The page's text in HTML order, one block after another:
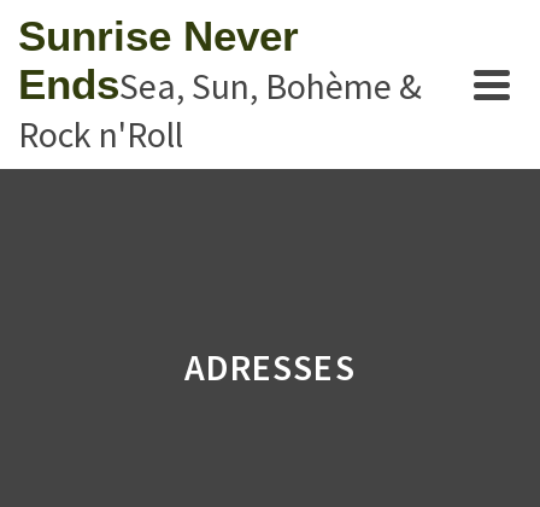
Sunrise Never
EndsSea, Sun, Bohème &
Rock n'Roll
ADRESSES